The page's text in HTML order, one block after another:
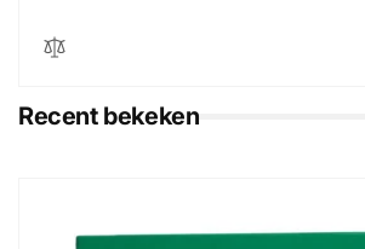
Recent bekeken